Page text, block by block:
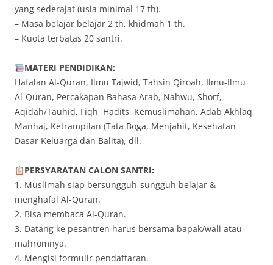
yang sederajat (usia minimal 17 th).
– Masa belajar belajar 2 th, khidmah 1 th.
– Kuota terbatas 20 santri.
MATERI PENDIDIKAN:
Hafalan Al-Quran, Ilmu Tajwid, Tahsin Qiroah, Ilmu-Ilmu
Al-Quran, Percakapan Bahasa Arab, Nahwu, Shorf,
Aqidah/Tauhid, Fiqh, Hadits, Kemuslimahan, Adab Akhlaq,
Manhaj, Ketrampilan (Tata Boga, Menjahit, Kesehatan
Dasar Keluarga dan Balita), dll.
PERSYARATAN CALON SANTRI:
1. Muslimah siap bersungguh-sungguh belajar &
menghafal Al-Quran.
2. Bisa membaca Al-Quran.
3. Datang ke pesantren harus bersama bapak/wali atau
mahromnya.
4. Mengisi formulir pendaftaran.